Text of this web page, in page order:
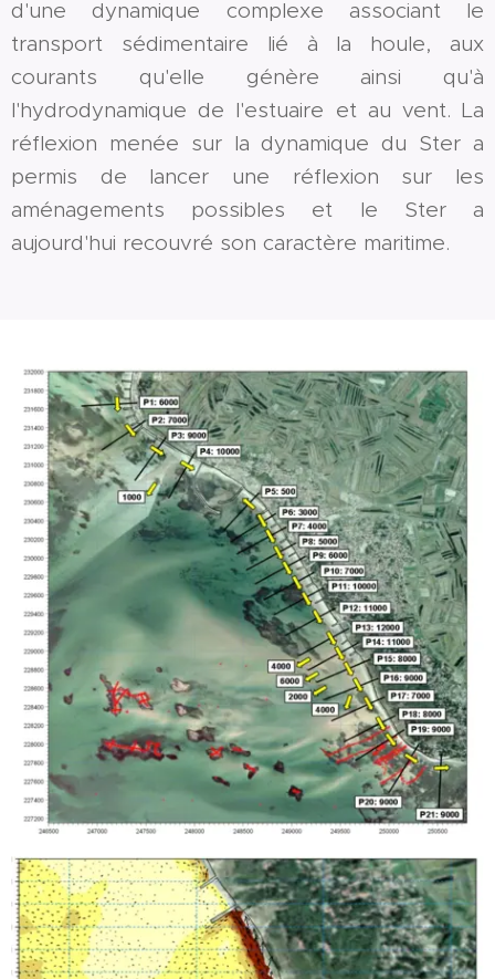
d'une dynamique complexe associant le
transport sédimentaire lié à la houle, aux
courants qu'elle génère ainsi qu'à
l'hydrodynamique de l'estuaire et au vent. La
réflexion menée sur la dynamique du Ster a
permis de lancer une réflexion sur les
aménagements possibles et le Ster a
aujourd'hui recouvré son caractère maritime.